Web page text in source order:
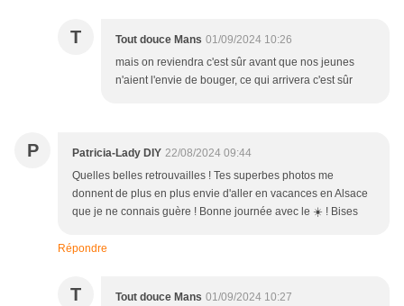
T Tout douce Mans 01/09/2024 10:26
mais on reviendra c'est sûr avant que nos jeunes
n'aient l'envie de bouger, ce qui arrivera c'est sûr
P Patricia-Lady DIY 22/08/2024 09:44
Quelles belles retrouvailles ! Tes superbes photos me
donnent de plus en plus envie d'aller en vacances en Alsace
que je ne connais guère ! Bonne journée avec le ☀️ ! Bises
Répondre
T Tout douce Mans 01/09/2024 10:27